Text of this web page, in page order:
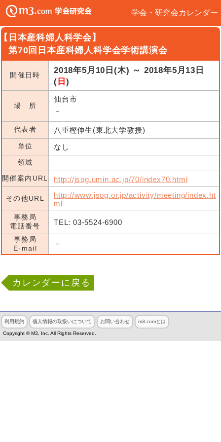
学会・研究会カレンダー
日本産科婦人科学会】
第70回日本産科婦人科学会学術講演会
開催日時
2018年5月10日(木) ～ 2018年5月13日
( 日 )
場 所
仙台市
－
代表者 八重樫伸生(東北大学教授)
単位 なし
領域
開催案内URL
http://jsog.umin.ac.jp/70/index70.html
その他URL
http://www.jsog.or.jp/activity/meeting/index.ht
ml
事務局
電話番号
TEL: 03-5524-6900
事務局
E-mail
－
カレンダーに戻る
利用規約 個人情報の取扱いについて お問い合わせ m3.comとは
Copyright © M3, Inc. All Rights Reserved.